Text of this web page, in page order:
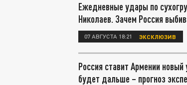
Ежедневные удары по
Николаев. Зачем Россия
07 АВГУСТА 18:21 ЭКСКЛЮЗИВ
Россия ставит Армении
будет дальше – прогноз